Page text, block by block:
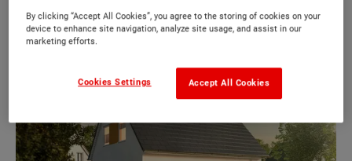
Flair 110
By clicking “Accept All Cookies”, you agree to the storing of cookies on your
device to enhance site navigation, analyze site usage, and assist in our
marketing efforts.
Accept All Cookies
Cookies Settings